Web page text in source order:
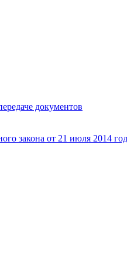
документов
закона от 21 июля 2014